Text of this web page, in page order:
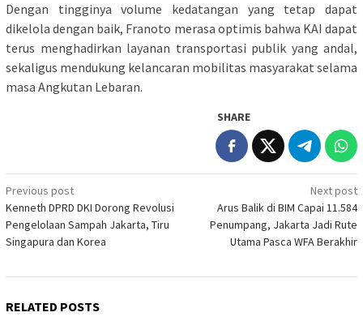
Dengan tingginya volume kedatangan yang tetap dapat
dikelola dengan baik, Franoto merasa optimis bahwa KAI dapat
terus menghadirkan layanan transportasi publik yang andal,
sekaligus mendukung kelancaran mobilitas masyarakat selama
masa Angkutan Lebaran.
SHARE
Post
navigation
Previous post
Kenneth DPRD DKI Dorong Revolusi
Pengelolaan Sampah Jakarta, Tiru
Singapura dan Korea
Next post
Arus Balik di BIM Capai 11.584
Penumpang, Jakarta Jadi Rute
Utama Pasca WFA Berakhir
RELATED POSTS